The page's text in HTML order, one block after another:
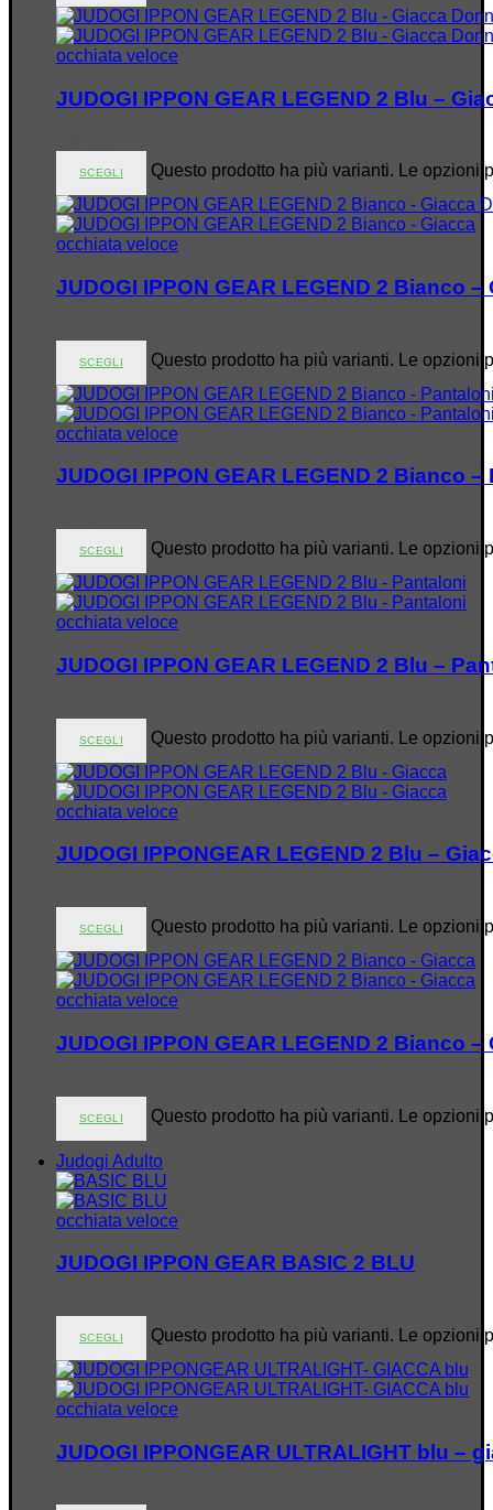
occhiata veloce
JUDOGI IPPON GEAR LEGEND 2 Blu –
SCEGLI Questo prodotto ha più varianti. Le opzioni
occhiata veloce
JUDOGI IPPON GEAR LEGEND 2 Bianco
SCEGLI Questo prodotto ha più varianti. Le opzioni
occhiata veloce
JUDOGI IPPON GEAR LEGEND 2 Bianco –
SCEGLI Questo prodotto ha più varianti. Le opzioni
occhiata veloce
JUDOGI IPPON GEAR LEGEND 2 Blu –
SCEGLI Questo prodotto ha più varianti. Le opzioni
occhiata veloce
JUDOGI IPPONGEAR LEGEND 2 Blu –
SCEGLI Questo prodotto ha più varianti. Le opzioni
occhiata veloce
JUDOGI IPPON GEAR LEGEND 2 Bianco –
SCEGLI Questo prodotto ha più varianti. Le opzioni
Judogi Adulto
occhiata veloce
JUDOGI IPPON GEAR BASIC 2 BLU
SCEGLI Questo prodotto ha più varianti. Le opzioni
occhiata veloce
JUDOGI IPPONGEAR ULTRALIGHT blu –